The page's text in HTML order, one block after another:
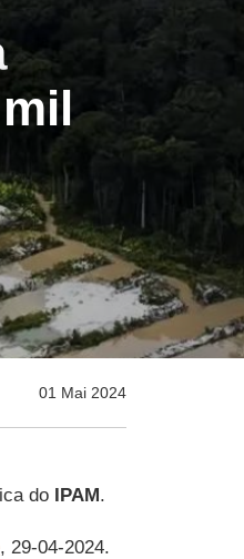
01 Mai 2024
do IPAM.
, 29-04-2024.